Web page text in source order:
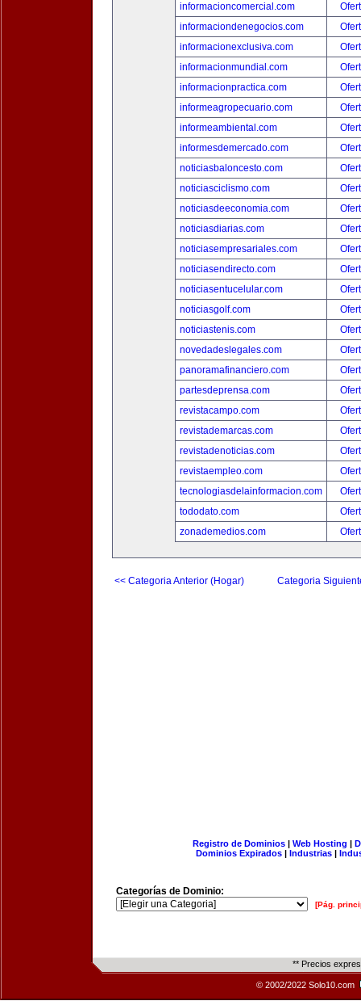
informacioncomercial.com
informaciondenegocios.com
informacionexclusiva.com
informacionmundial.com
informacionpractica.com
informeagropecuario.com
informeambiental.com
informesdemercado.com
noticiasbaloncesto.com
noticiasciclismo.com
noticiasdeeconomia.com
noticiasdiarias.com
noticiasempresariales.com
noticiasendirecto.com
noticiasentucelular.com
noticiasgolf.com
noticiastenis.com
novedadeslegales.com
panoramafinanciero.com
partesdeprensa.com
revistacampo.com
revistademarcas.com
revistadenoticias.com
revistaempleo.com
tecnologiasdelainformacion.com
tododato.com
zonademedios.com
<< Categoria Anterior (Hogar) Categoria
Registro de Dominios| Web Hosting |
Dominios Expirados | Industrias |
Categorías de Dominio:
[Pág.
** Precios
© 2002/2022 Solo10.com